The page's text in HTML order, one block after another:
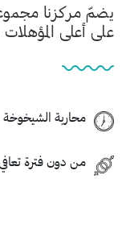
يضمّ مركزنا
على أعلى المؤهلات مع
محاربة الشيخوخة
من دون فترة